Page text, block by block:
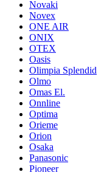
Novaki
Novex
ONE AIR
ONIX
OTEX
Oasis
Olimpia Splendid
Olmo
Omas El.
Onnline
Optima
Orieme
Orion
Osaka
Panasonic
Pioneer